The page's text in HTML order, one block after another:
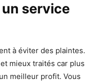
un service
à éviter des plaintes.
mieux traités car plus
meilleur profit. Vous